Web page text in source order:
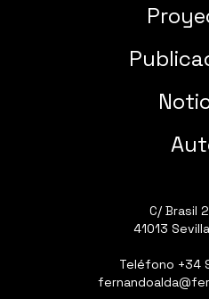
C/ Brasil
41013
Teléfono +34